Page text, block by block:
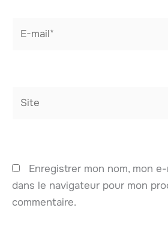
Enregistrer mon nom, mon
dans le navigateur pour mon
commentaire.